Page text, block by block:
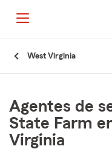
West Virginia
Agentes de
State Farm
Virginia